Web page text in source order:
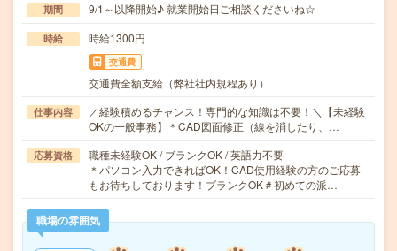
期間 9/1～以降開始♪ 就業開始日ご相談くださいね☆
時給 時給1300円
交通費
交通費全額支給（弊社社内規程あり）
仕事内容
／経験積めるチャンス！専門的な知識は不要！＼【未経験
OKの一般事務】＊CAD図面修正（線を消したり、…
応募資格
職種未経験OK / ブランクOK / 英語力不要
＊パソコン入力できればOK！CAD使用経験の方のご応募
もお待ちしております！ブランクOK＃初めての派…
職場の雰囲気